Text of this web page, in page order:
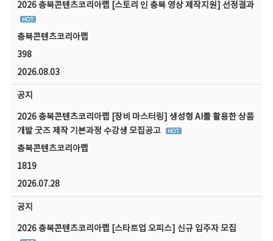
2026 충북콘텐츠코리아랩 [스토리 인 충북 영상 제작지원] 선정결과
충북콘텐츠코리아랩
398
2026.08.03
공지
2026 충북콘텐츠코리아랩 [장비 마스터링] 생성형 AI를 활용한 상품
개발 굿즈 제작 기본과정 수강생 모집공고
충북콘텐츠코리아랩
1819
2026.07.28
공지
2026 충북콘텐츠코리아랩 [스타트업 오피스] 신규 입주자 모집